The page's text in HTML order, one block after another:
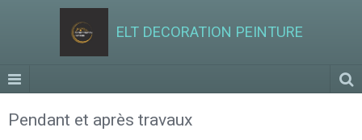
ELT DECORATION PEINTURE
Pendant et après travaux